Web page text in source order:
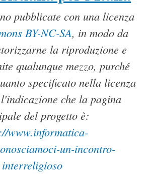
pubblicate con una licenza
BY-NC-SA, in modo da
la riproduzione e
qualunque mezzo, purché
specificato nella licenza
che la pagina
del progetto è:
www.informatica-
un-incontro-
interreligioso